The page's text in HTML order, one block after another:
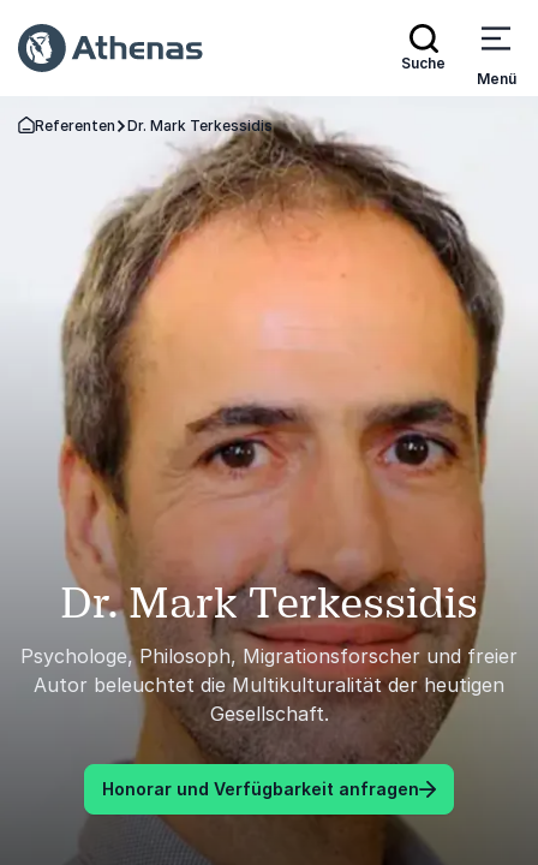
Suche
Menü
Zurück zur Startseite
Referenten Dr. Mark Terkessidis
Dr. Mark Terkessidis
Psychologe, Philosoph, Migrationsforscher und freier
Autor beleuchtet die Multikulturalität der heutigen
Gesellschaft.
Honorar und Verfügbarkeit anfragen